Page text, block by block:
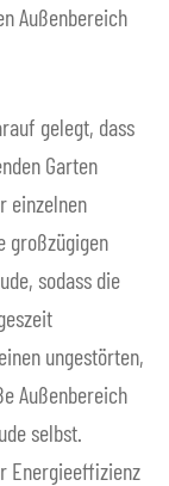
Außenbereich
gelegt, dass
Garten
einzelnen
großzügigen
sodass die
ungestörten,
Außenbereich
selbst.
Energieeffizienz